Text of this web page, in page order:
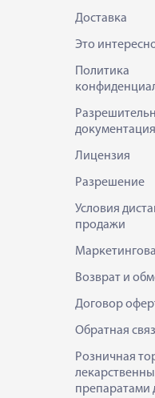
Доставка
Это
Политика
документация
Лицензия
Разрешение
Условия
продажи
Возврат и
Договор
Обратная
Розничная
препаратами